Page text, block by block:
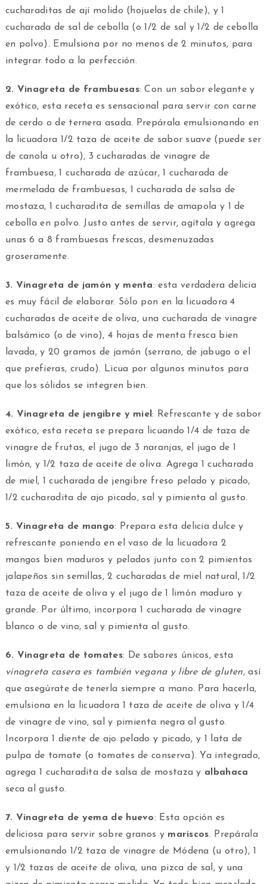
cucharaditas de ají molido (hojuelas de chile), y 1
cucharada de sal de cebolla (o 1/2 de sal y 1/2 de cebolla
en polvo). Emulsiona por no menos de 2 minutos, para
integrar todo a la perfección.
2. Vinagreta de frambuesas: Con un sabor elegante y
exótico, esta receta es sensacional para servir con carne
de cerdo o de ternera asada. Prepárala emulsionando en
la licuadora 1/2 taza de aceite de sabor suave (puede ser
de canola u otro), 3 cucharadas de vinagre de
frambuesa, 1 cucharada de azúcar, 1 cucharada de
mermelada de frambuesas, 1 cucharada de salsa de
mostaza, 1 cucharadita de semillas de amapola y 1 de
cebolla en polvo. Justo antes de servir, agítala y agrega
unas 6 a 8 frambuesas frescas, desmenuzadas
groseramente.
3. Vinagreta de jamón y menta: esta verdadera delicia
es muy fácil de elaborar. Sólo pon en la licuadora 4
cucharadas de aceite de oliva, una cucharada de vinagre
balsámico (o de vino), 4 hojas de menta fresca bien
lavada, y 20 gramos de jamón (serrano, de jabugo o el
que prefieras, crudo). Licua por algunos minutos para
que los sólidos se integren bien.
4. Vinagreta de jengibre y miel: Refrescante y de sabor
exótico, esta receta se prepara licuando 1/4 de taza de
vinagre de frutas, el jugo de 3 naranjas, el jugo de 1
limón, y 1/2 taza de aceite de oliva. Agrega 1 cucharada
de miel, 1 cucharada de jengibre freso pelado y picado,
1/2 cucharadita de ajo picado, sal y pimienta al gusto.
5. Vinagreta de mango: Prepara esta delicia dulce y
refrescante poniendo en el vaso de la licuadora 2
mangos bien maduros y pelados junto con 2 pimientos
jalapeños sin semillas, 2 cucharadas de miel natural, 1/2
taza de aceite de oliva y el jugo de 1 limón maduro y
grande. Por último, incorpora 1 cucharada de vinagre
blanco o de vino, sal y pimienta al gusto.
6. Vinagreta de tomates: De sabores únicos, esta
vinagreta casera es también vegana y libre de gluten, así
que asegúrate de tenerla siempre a mano. Para hacerla,
emulsiona en la licuadora 1 taza de aceite de oliva y 1/4
de vinagre de vino, sal y pimienta negra al gusto.
Incorpora 1 diente de ajo pelado y picado, y 1 lata de
pulpa de tomate (o tomates de conserva). Ya integrado,
agrega 1 cucharadita de salsa de mostaza y albahaca
seca al gusto.
7. Vinagreta de yema de huevo: Esta opción es
deliciosa para servir sobre granos y mariscos. Prepárala
emulsionando 1/2 taza de vinagre de Módena (u otro), 1
y 1/2 tazas de aceite de oliva, una pizca de sal, y una